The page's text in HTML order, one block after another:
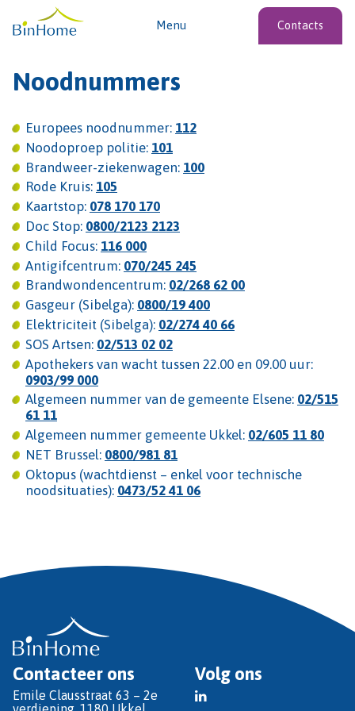
Menu Contacts
Noodnummers
Europees noodnummer: 112
Noodoproep politie: 101
Brandweer-ziekenwagen: 100
Rode Kruis: 105
Kaartstop: 078 170 170
Doc Stop: 0800/2123 2123
Child Focus: 116 000
Antigifcentrum: 070/245 245
Brandwondencentrum: 02/268 62 00
Gasgeur (Sibelga): 0800/19 400
Elektriciteit (Sibelga): 02/274 40 66
SOS Artsen: 02/513 02 02
Apothekers van wacht tussen 22.00 en 09.00 uur:
0903/99 000
Algemeen nummer van de gemeente Elsene: 02/515
61 11
Algemeen nummer gemeente Ukkel: 02/605 11 80
NET Brussel: 0800/981 81
Oktopus (wachtdienst – enkel voor technische
noodsituaties): 0473/52 41 06
Contacteer ons
Emile Clausstraat 63 – 2e
Volg ons